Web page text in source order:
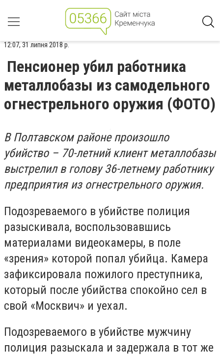
12:07, 31 липня 2018 р.
Пенсионер убил работника
металлобазы из самодельного
огнестрельного оружия (ФОТО)
В Полтавском районе произошло
убийство – 70-летний клиент металлобазы
выстрелил в голову 36-летнему работнику
предприятия из огнестрельного оружия.
Подозреваемого в убийстве полиция
разыскивала, воспользовавшись
материалами видеокамеры, в поле
«зрения» которой попал убийца. Камера
зафиксировала пожилого преступника,
который после убийства спокойно сел в
свой «Москвич» и уехал.
Подозреваемого в убийстве мужчину
полиция разыскала и задержала в тот же